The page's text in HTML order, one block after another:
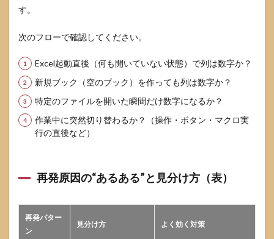
す。
次のフローで確認してください。
Excel起動直後（何も開いていない状態）で列は数字か？
新規ブック（空のブック）を作っても列は数字か？
特定のファイルを開いた瞬間だけ数字になるか？
作業中に突然切り替わるか？（操作・ボタン・マクロ実
行の直後など）
再発原因の“あるある”と見分け方（表）
再発パター
ン
見分け方 よく効く対策